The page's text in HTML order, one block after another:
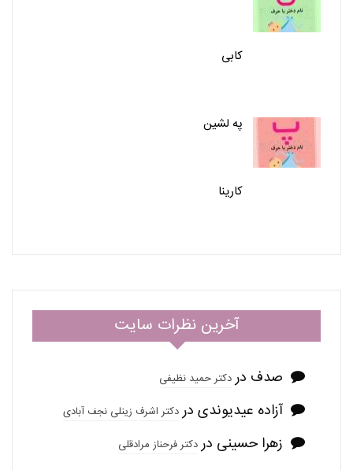
کابی
په لشین
کارینا
آخرین نظرات سایت
صدف دردکتر حمید نظیفی
آزاده عیدیوندی دردکتر اشرف زینلی نجف آبادی
زهرا حسینی دردکتر فرحناز مرادقلی